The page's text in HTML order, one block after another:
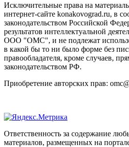
Исключительные права на
интернет-сайте konakovograd.ru, в
законодательством Российской
результатов интеллектуальной
ООО "ОМС", и не подлежат
в какой бы то ни было форме без
правообладателя, кроме случаев,
законодательством РФ.
Приобретение авторских прав:
Ответственность за содержание
материалов, размещенных на